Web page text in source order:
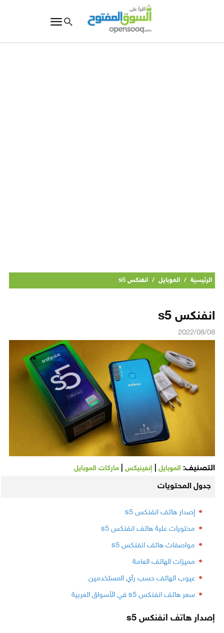
الرئيسية / الموبايل / انفنكس s5
انفنكس s5
2022/08/08
التصنيف: الموبايل| إنفينيكس| ماركات الموبايل
جدول المحتويات
إصدار هاتف انفنكس s5
محتويات علبة هاتف انفنكس s5
مواصفات هاتف انفنكس s5
مميزات الهاتف العامة
عيوب الهاتف حسب رأي المستخدمين
سعر هاتف انفنكس s5 في الأسواق العربية
إصدار هاتف انفنكس s5